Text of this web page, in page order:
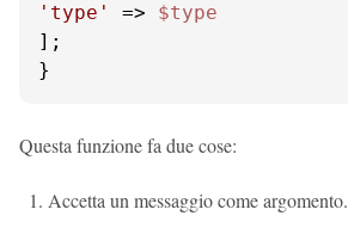
'type'
=> $type
];
}
Questa funzione fa due cose:
Accetta un messaggio come argomento.